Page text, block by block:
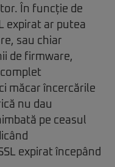
În funcție de
expirat ar putea
sau chiar
de firmware,
măcar încercările
nu dau
pe ceasul
expirat începând